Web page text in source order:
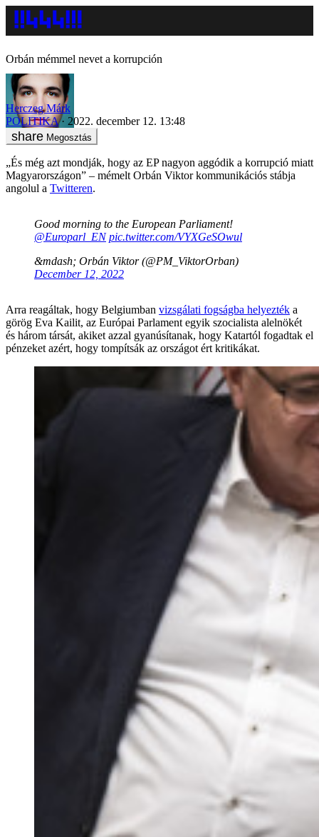
Orbán mémmel nevet a korrupción
Herczeg Márk
POLITIKA
2022. december 12. 13:48
Megosztás
„És még azt mondják, hogy az EP nagyon aggódik a korrupció miatt
Magyarországon” – mémelt Orbán Viktor kommunikációs stábja
angolul a Twitteren.
Good morning to the European Parliament!
@Europarl_EN pic.twitter.com/VYXGeSOwul
&mdash; Orbán Viktor (@PM_ViktorOrban)
December 12, 2022
Arra reagáltak, hogy Belgiumban vizsgálati fogságba helyezték a
görög Eva Kailit, az Európai Parlament egyik szocialista alelnökét
és három társát, akiket azzal gyanúsítanak, hogy Katartól fogadtak el
pénzeket azért, hogy tompítsák az országot ért kritikákat.